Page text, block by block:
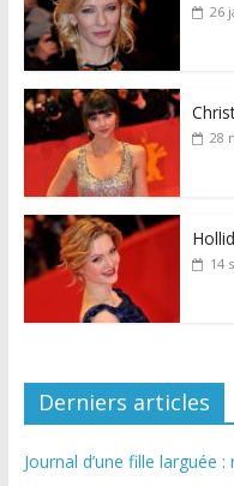
26
28
14
Derniers articles
Journal d’une fille larguée